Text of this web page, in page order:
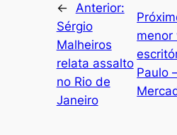
← Anterior:
Sérgio
Malheiros
relata assalto
no Rio de
Janeiro
menor
Paulo